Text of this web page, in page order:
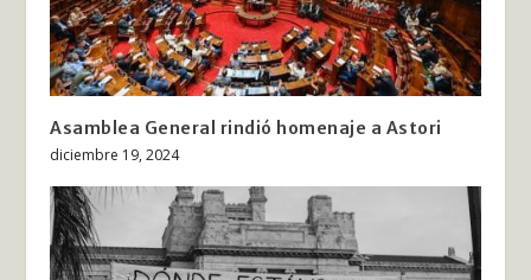
Asamblea General rindió homenaje a Astori
diciembre 19, 2024